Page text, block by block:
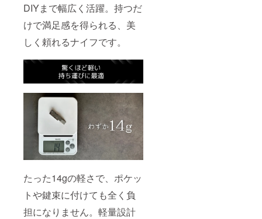
DIYまで幅広く活躍。持つだ
けで満足感を得られる、美
しく頼れるナイフです。
たった14gの軽さで、ポケッ
トや鍵束に付けても全く負
担になりません。軽量設計